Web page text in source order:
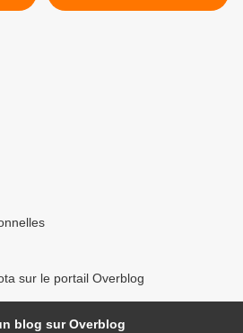
?
sur le portail Overblog
blog sur Overblog